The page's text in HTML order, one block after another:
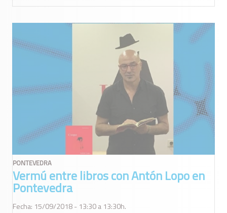
PONTEVEDRA
Vermú entre libros con Antón Lopo en
Pontevedra
Fecha: 15/09/2018 - 13:30 a 13:30h.